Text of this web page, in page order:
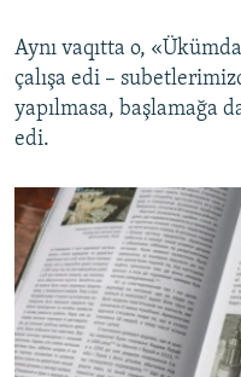
Aynı vaqıtta o,
çalışa edi –
yapılmasa, başlamağa
edi.